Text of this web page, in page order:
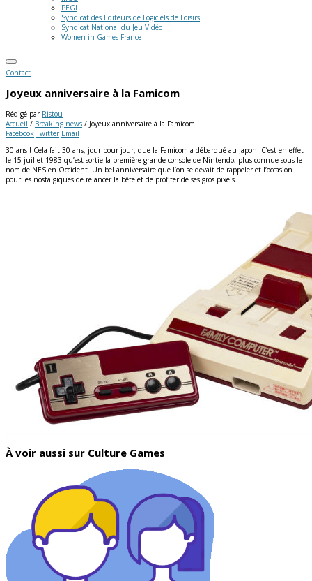
PEGI
Syndicat des Editeurs de Logiciels de Loisirs
Syndicat National du Jeu Vidéo
Women in Games France
Contact
Joyeux anniversaire à la Famicom
Rédigé par Ristou
Accueil / Breaking news / Joyeux anniversaire à la Famicom
Facebook Twitter Email
30 ans ! Cela fait 30 ans, jour pour jour, que la Famicom a débarqué au Japon. C’est en effet
le 15 juillet 1983 qu’est sortie la première grande console de Nintendo, plus connue sous le
nom de NES en Occident. Un bel anniversaire que l’on se devait de rappeler et l’occasion
pour les nostalgiques de relancer la bête et de profiter de ses gros pixels.
À voir aussi sur Culture Games